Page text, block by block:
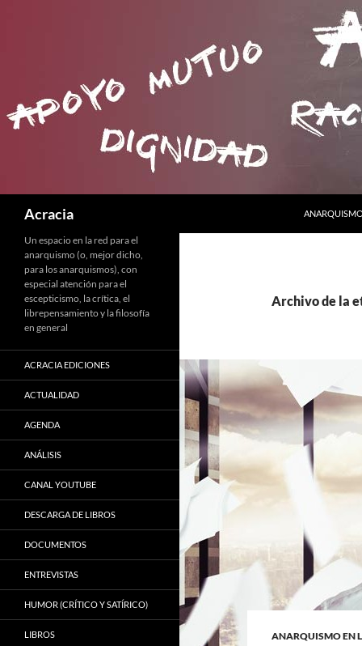
Acracia
Archivo de la
ANARQUISMO EN
Un espacio en la red para el
anarquismo (o, mejor dicho,
para los anarquismos), con
especial atención para el
escepticismo, la crítica, el
librepensamiento y la filosofía
en general
ACRACIA EDICIONES
ACTUALIDAD
AGENDA
ANÁLISIS
CANAL YOUTUBE
DESCARGA DE LIBROS
DOCUMENTOS
ENTREVISTAS
HUMOR (CRÍTICO Y SATÍRICO)
LIBROS